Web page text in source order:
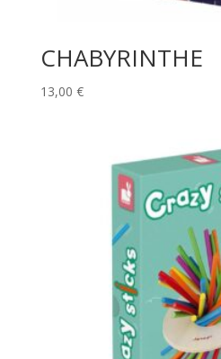
CHABYRINTHE
13,00 €